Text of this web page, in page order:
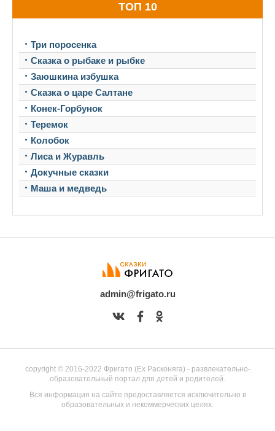
ТОП 10
Три поросенка
Сказка о рыбаке и рыбке
Заюшкина избушка
Сказка о царе Салтане
Конек-Горбунок
Теремок
Колобок
Лиса и Журавль
Докучные сказки
Маша и медведь
admin@frigato.ru
copyright © 2016-2022 Фригато (Ex Расконяга) - развлекательно-
образовательный портал для детей и родителей.
Вся информация на сайте предоставляется исключительно в
образовательных и некоммерческих целях.